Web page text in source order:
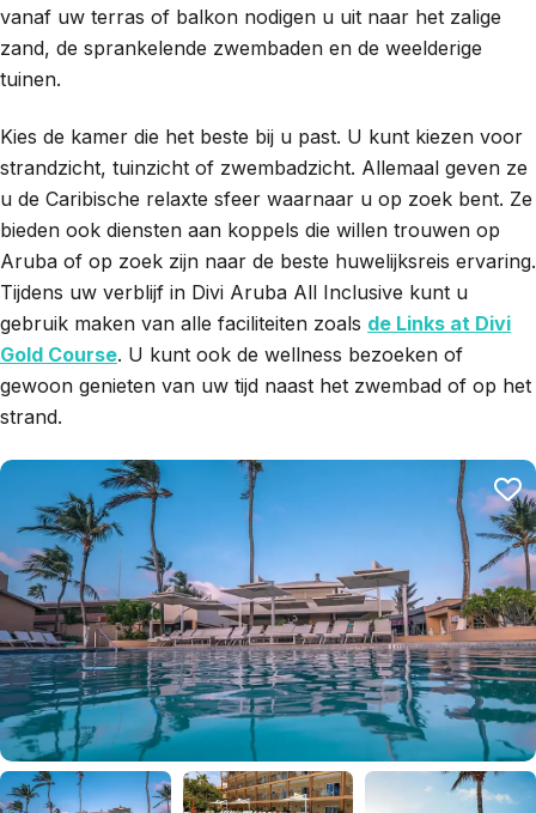
vanaf uw terras of balkon nodigen u uit naar het zalige
zand, de sprankelende zwembaden en de weelderige
tuinen.
Kies de kamer die het beste bij u past. U kunt kiezen voor
strandzicht, tuinzicht of zwembadzicht. Allemaal geven ze
u de Caribische relaxte sfeer waarnaar u op zoek bent. Ze
bieden ook diensten aan koppels die willen trouwen op
Aruba of op zoek zijn naar de beste huwelijksreis ervaring.
Tijdens uw verblijf in Divi Aruba All Inclusive kunt u
gebruik maken van alle faciliteiten zoals de Links at Divi
Gold Course. U kunt ook de wellness bezoeken of
gewoon genieten van uw tijd naast het zwembad of op het
strand.